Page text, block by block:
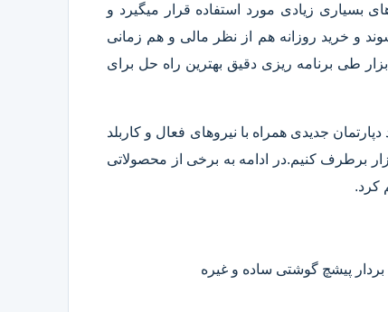
بسیاری زیادی مورد استفاده قرار میگیرد و
و خرید روزانه هم از نظر مالی و هم زمانی
طی برنامه ریزی دقیق بهترین راه حل برای
جدیدی همراه با نیروهای فعال و کاربلد
برطرف کنیم.در ادامه به برخی از محصولاتی
کرد.
پیشچ گوشتی ساده و غیره